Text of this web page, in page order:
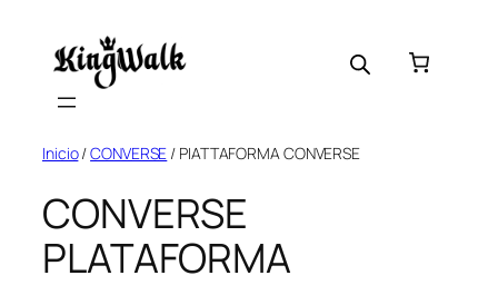
content
Inicio/CONVERSE / PIATTAFORMA CONVERSE
CONVERSE
PLATAFORMA